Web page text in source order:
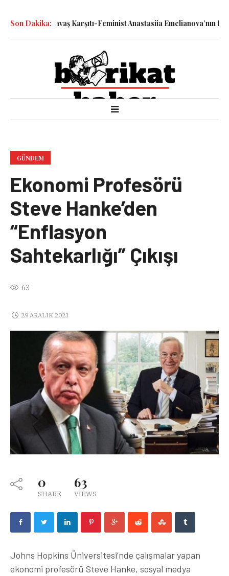
Son Dakika:Savaş Karşıtı-Feminist Anastasiia Emelianova’nın
GÜNDEM
Ekonomi Profesörü
Steve Hanke’den
“Enflasyon
Sahtekarlığı” Çıkışı
63
29 ARALIK 2021
0
SHARE
63
VIEWS
Johns Hopkins Üniversitesi’nde çalışmalar yapan
ekonomi profesörü Steve Hanke, sosyal medya